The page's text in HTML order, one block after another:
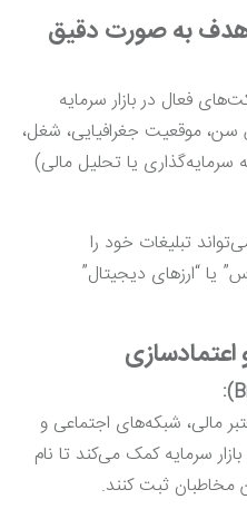
فعال در بازار سرمایه
سن، موقعیت جغرافیایی، شغل،
سرمایه‌گذاری یا تحلیل مالی)
تبلیغات خود را
یا “ارزهای دیجیتال”
اعتمادسازی
مالی، شبکه‌های اجتماعی و
سرمایه کمک می‌کند تا نام
مخاطبان ثبت کنند.